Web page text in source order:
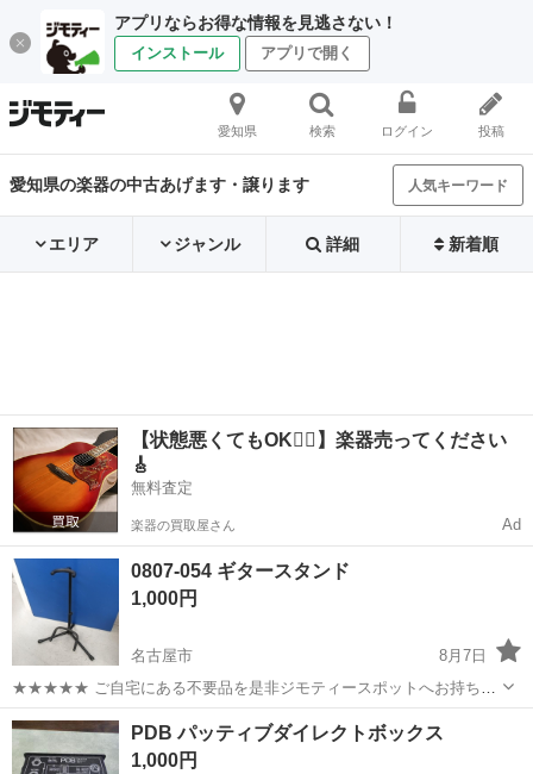
アプリならお得な情報を見逃さない！
インストール アプリで開く
愛知県 検索 ログイン 投稿
愛知県の楽器の中古あげます・譲ります 人気キーワード
エリア ジャンル 詳細 新着順
【状態悪くてもOK🙆‍♀️】楽器売ってください
🎸
無料査定
楽器の買取屋さん Ad
0807-054 ギタースタンド
1,000円
名古屋市
8月7日
★★★★★ ご自宅にある不要品を是非ジモティースポットへお持ち込
みしませんか？ 家電、趣味・スポーツ・レジャー用品、こども用品、
衣料服飾品、生活雑貨、家具、本、CD・DVDなどが無料でまとめて持
ち込めます！ ※詳細はこ...
愛知 名古屋市 アクセサリー 現地
PDB パッティブダイレクトボックス
1,000円